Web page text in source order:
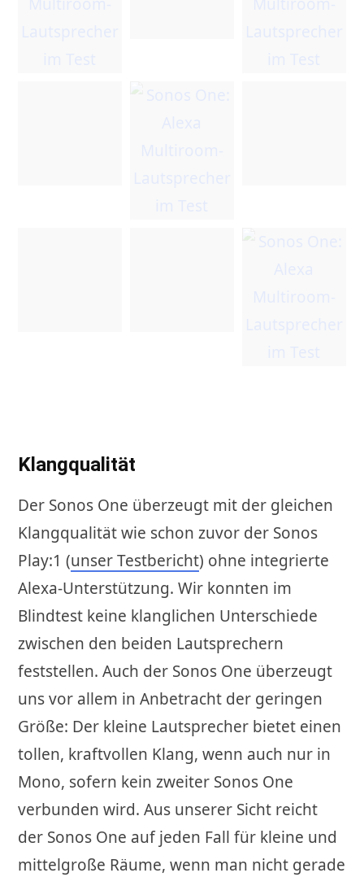
Klangqualität
Der Sonos One überzeugt mit der gleichen
Klangqualität wie schon zuvor der Sonos
Play:1 (unser Testbericht) ohne integrierte
Alexa-Unterstützung. Wir konnten im
Blindtest keine klanglichen Unterschiede
zwischen den beiden Lautsprechern
feststellen. Auch der Sonos One überzeugt
uns vor allem in Anbetracht der geringen
Größe: Der kleine Lautsprecher bietet einen
tollen, kraftvollen Klang, wenn auch nur in
Mono, sofern kein zweiter Sonos One
verbunden wird. Aus unserer Sicht reicht
der Sonos One auf jeden Fall für kleine und
mittelgroße Räume, wenn man nicht gerade